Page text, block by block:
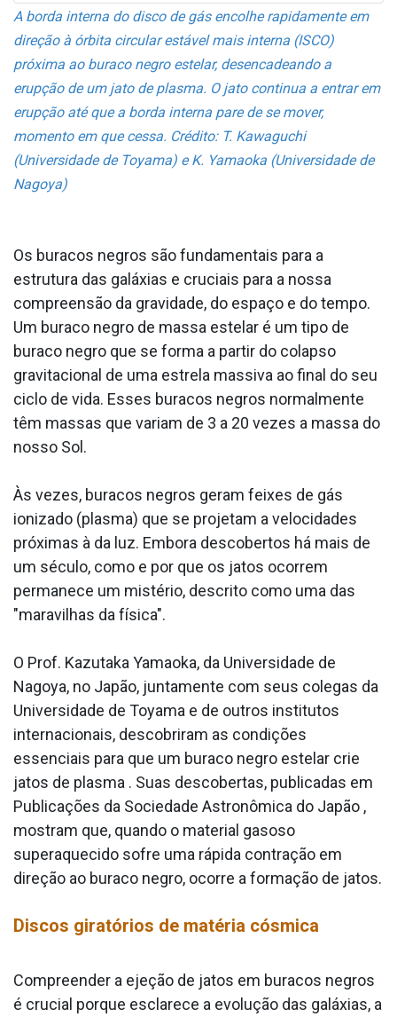
A borda interna do disco de gás encolhe rapidamente em
direção à órbita circular estável mais interna (ISCO)
próxima ao buraco negro estelar, desencadeando a
erupção de um jato de plasma. O jato continua a entrar em
erupção até que a borda interna pare de se mover,
momento em que cessa. Crédito: T. Kawaguchi
(Universidade de Toyama) e K. Yamaoka (Universidade de
Nagoya)
Os buracos negros são fundamentais para a
estrutura das galáxias e cruciais para a nossa
compreensão da gravidade, do espaço e do tempo.
Um buraco negro de massa estelar é um tipo de
buraco negro que se forma a partir do colapso
gravitacional de uma estrela massiva ao final do seu
ciclo de vida. Esses buracos negros normalmente
têm massas que variam de 3 a 20 vezes a massa do
nosso Sol.
Às vezes, buracos negros geram feixes de gás
ionizado (plasma) que se projetam a velocidades
próximas à da luz. Embora descobertos há mais de
um século, como e por que os jatos ocorrem
permanece um mistério, descrito como uma das
"maravilhas da física".
O Prof. Kazutaka Yamaoka, da Universidade de
Nagoya, no Japão, juntamente com seus colegas da
Universidade de Toyama e de outros institutos
internacionais, descobriram as condições
essenciais para que um buraco negro estelar crie
jatos de plasma . Suas descobertas, publicadas em
Publicações da Sociedade Astronômica do Japão ,
mostram que, quando o material gasoso
superaquecido sofre uma rápida contração em
direção ao buraco negro, ocorre a formação de jatos.
Discos giratórios de matéria cósmica
Compreender a ejeção de jatos em buracos negros
é crucial porque esclarece a evolução das galáxias, a